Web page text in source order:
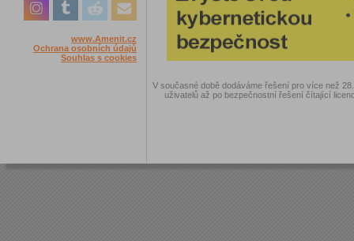
www.Amenit.cz
Ochrana osobních údajů
Souhlas s cookies
V současné době dodáváme řešení pro více než
uživatelů až po bezpečnostní řešení čítající